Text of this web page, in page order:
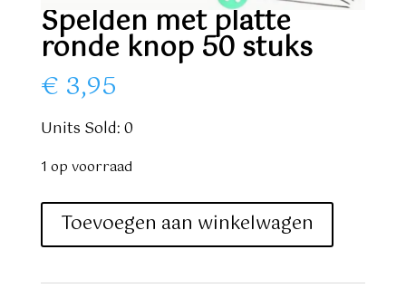
Spelden met platte
ronde knop 50 stuks
€ 3,95
Units Sold: 0
1 op voorraad
Spelden
Toevoegen aan winkelwagen